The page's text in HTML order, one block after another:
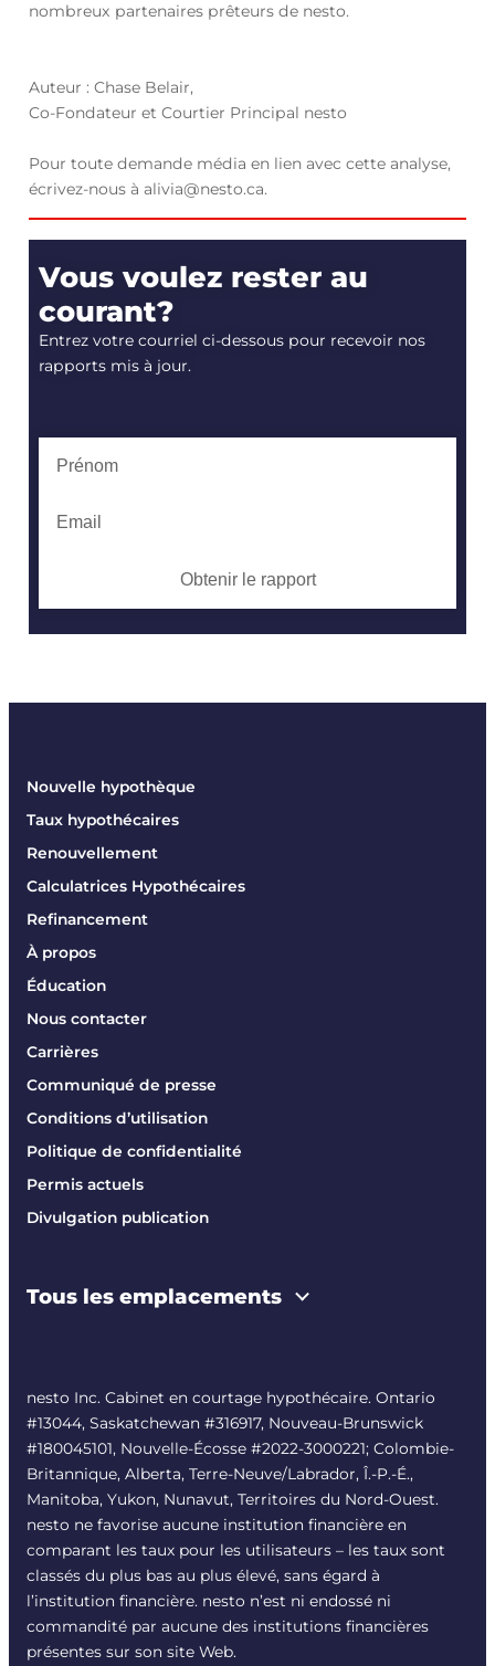
nombreux partenaires prêteurs de nesto.
Auteur : Chase Belair,
Co-Fondateur et Courtier Principal nesto
Pour toute demande média en lien avec cette analyse,
écrivez-nous à alivia@nesto.ca.
Vous voulez rester au
courant?
Entrez votre courriel ci-dessous pour recevoir nos
rapports mis à jour.
Obtenir le rapport
Nouvelle hypothèque
Taux hypothécaires
Renouvellement
Calculatrices Hypothécaires
Refinancement
À propos
Éducation
Nous contacter
Carrières
Communiqué de presse
Conditions d’utilisation
Politique de confidentialité
Permis actuels
Divulgation publication
Tous les emplacements
nesto Inc. Cabinet en courtage hypothécaire. Ontario
#13044, Saskatchewan #316917, Nouveau-Brunswick
#180045101, Nouvelle-Écosse #2022-3000221; Colombie-
Britannique, Alberta, Terre-Neuve/Labrador, Î.-P.-É.,
Manitoba, Yukon, Nunavut, Territoires du Nord-Ouest.
nesto ne favorise aucune institution financière en
comparant les taux pour les utilisateurs – les taux sont
classés du plus bas au plus élevé, sans égard à
l’institution financière. nesto n’est ni endossé ni
commandité par aucune des institutions financières
présentes sur son site Web.